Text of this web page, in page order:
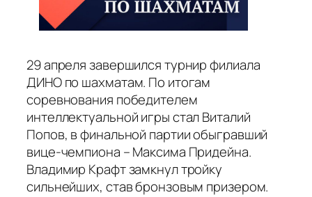
29 апреля завершился турнир филиала
ДИНО по шахматам. По итогам
соревнования победителем
интеллектуальной игры стал Виталий
Попов, в финальной партии обыгравший
вице-чемпиона – Максима Придейна.
Владимир Крафт замкнул тройку
сильнейших, став бронзовым призером.